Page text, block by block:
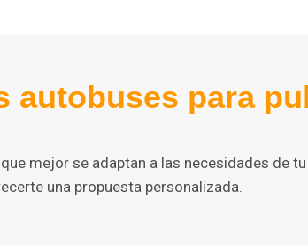
autobuses para
mejor se adaptan a las necesidades de
una propuesta personalizada.